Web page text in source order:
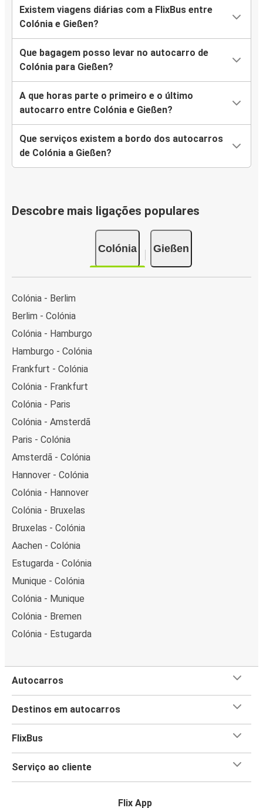
Existem viagens diárias com a FlixBus entre
Colónia e Gießen?
Que bagagem posso levar no autocarro de
Colónia para Gießen?
A que horas parte o primeiro e o último
autocarro entre Colónia e Gießen?
Que serviços existem a bordo dos autocarros
de Colónia a Gießen?
Descobre mais ligações populares
Colónia Gießen
Colónia - Berlim
Berlim - Colónia
Colónia - Hamburgo
Hamburgo - Colónia
Frankfurt - Colónia
Colónia - Frankfurt
Colónia - Paris
Colónia - Amsterdã
Paris - Colónia
Amsterdã - Colónia
Hannover - Colónia
Colónia - Hannover
Colónia - Bruxelas
Bruxelas - Colónia
Aachen - Colónia
Estugarda - Colónia
Munique - Colónia
Colónia - Munique
Colónia - Bremen
Colónia - Estugarda
Autocarros
Destinos em autocarros
FlixBus
Serviço ao cliente
Flix App